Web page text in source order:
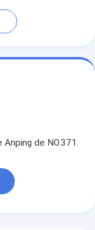
de NO.371